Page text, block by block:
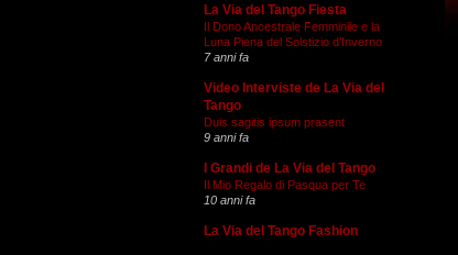
La Via del Tango Fiesta
Il Dono Ancestrale Femminile e la
Luna Piena del Solstizio d’Inverno
7 anni fa
Video Interviste de La Via del
Tango
Duis sagitis ipsum prasent
9 anni fa
I Grandi de La Via del Tango
Il Mio Regalo di Pasqua per Te
10 anni fa
La Via del Tango Fashion